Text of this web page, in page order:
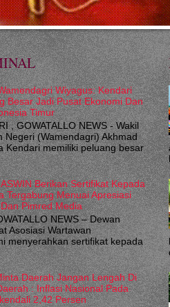
Wiyagus: Kendari
Besar Jadi Pusat Ekonomi Dan
Timur
, GOWATALLO NEWS - Wakil
Negeri (Wamendagri) Akhmad
Kendari memiliki peluang besar
Berikan Sertifikat Kepada
Tergabung Menuai Apresiasi
Pimred Media
NEWS – Dewan
Asosiasi Wartawan
menyerahkan sertifikat kepada
Daerah Jangan Lengah Di
: Inflasi Nasional Pada
2,42 Persen